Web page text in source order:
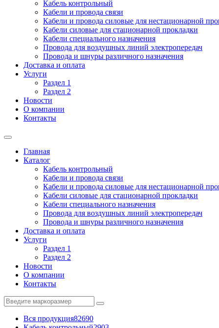
Кабель контрольный
Кабели и провода связи
Кабели и провода силовые для нестационарной
Кабели силовые для стационарной прокладки
Кабели специального назначения
Провода для воздушных линий электропередач
Провода и шнуры различного назначения
Доставка и оплата
Услуги
Раздел 1
Раздел 2
Новости
О компании
Контакты
Главная
Каталог
Кабель контрольный
Кабели и провода связи
Кабели и провода силовые для нестационарной
Кабели силовые для стационарной прокладки
Кабели специального назначения
Провода для воздушных линий электропередач
Провода и шнуры различного назначения
Доставка и оплата
Услуги
Раздел 1
Раздел 2
Новости
О компании
Контакты
Вся продукция82690